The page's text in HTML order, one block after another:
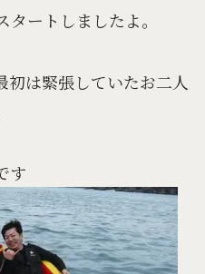
ートしましたよ。
初は緊張していたお二人
す